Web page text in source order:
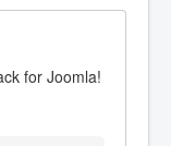
for Joomla!